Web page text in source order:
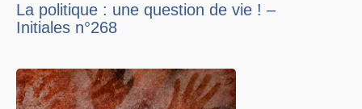
La politique : une question de vie ! –
Initiales n°268